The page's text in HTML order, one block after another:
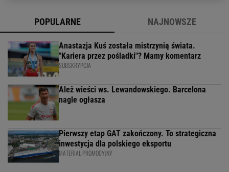
POPULARNE NAJNOWSZE
Anastazja Kuś została mistrzynią świata.
"Kariera przez pośladki"? Mamy komentarz
SUBSKRYPCJA
Ależ wieści ws. Lewandowskiego. Barcelona
nagle ogłasza
Pierwszy etap GAT zakończony. To strategiczna
inwestycja dla polskiego eksportu
MATERIAŁ PROMOCYJNY